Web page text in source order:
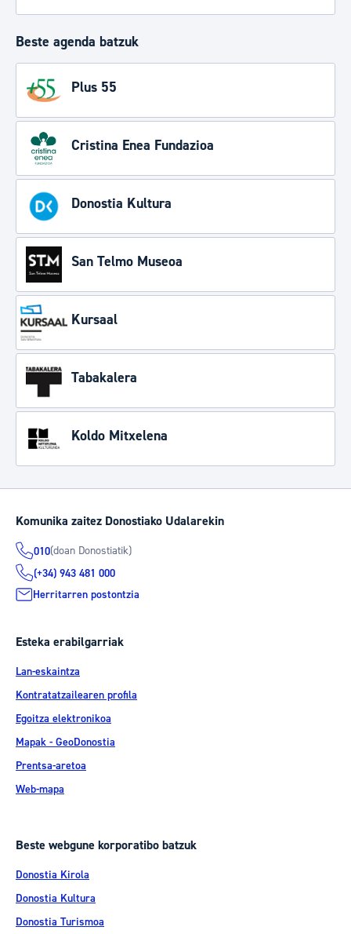
Beste agenda batzuk
Plus 55
Cristina Enea Fundazioa
Donostia Kultura
San Telmo Museoa
Kursaal
Tabakalera
Koldo Mitxelena
Komunika zaitez Donostiako Udalarekin
010(doan Donostiatik)
(+34) 943 481 000
Herritarren postontzia
Esteka erabilgarriak
Lan-eskaintza
Kontratatzailearen profila
Egoitza elektronikoa
Mapak - GeoDonostia
Prentsa-aretoa
Web-mapa
Beste webgune korporatibo batzuk
Donostia Kirola
Donostia Kultura
Donostia Turismoa